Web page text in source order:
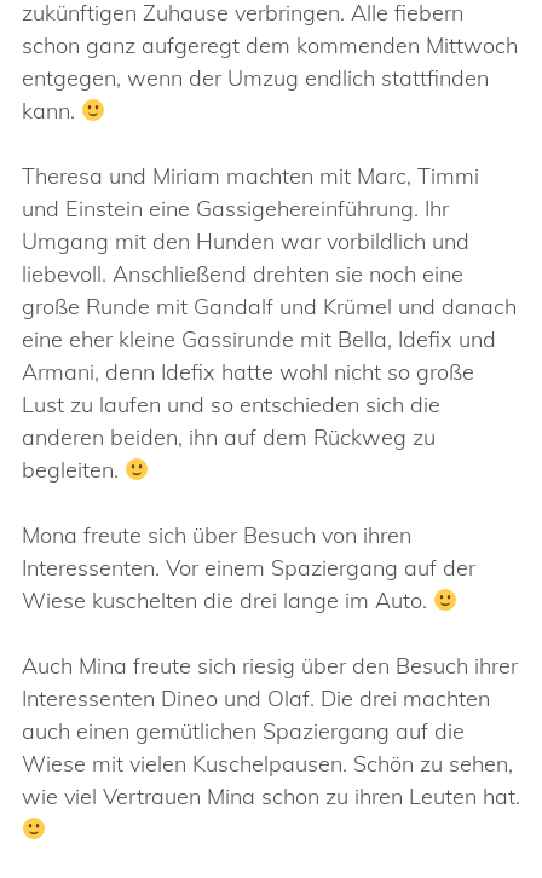
zukünftigen Zuhause verbringen. Alle fiebern
schon ganz aufgeregt dem kommenden Mittwoch
entgegen, wenn der Umzug endlich stattfinden
kann.
Theresa und Miriam machten mit Marc, Timmi
und Einstein eine Gassigehereinführung. Ihr
Umgang mit den Hunden war vorbildlich und
liebevoll. Anschließend drehten sie noch eine
große Runde mit Gandalf und Krümel und danach
eine eher kleine Gassirunde mit Bella, Idefix und
Armani, denn Idefix hatte wohl nicht so große
Lust zu laufen und so entschieden sich die
anderen beiden, ihn auf dem Rückweg zu
begleiten.
Mona freute sich über Besuch von ihren
Interessenten. Vor einem Spaziergang auf der
Wiese kuschelten die drei lange im Auto.
Auch Mina freute sich riesig über den Besuch ihrer
Interessenten Dineo und Olaf. Die drei machten
auch einen gemütlichen Spaziergang auf die
Wiese mit vielen Kuschelpausen. Schön zu sehen,
wie viel Vertrauen Mina schon zu ihren Leuten hat.